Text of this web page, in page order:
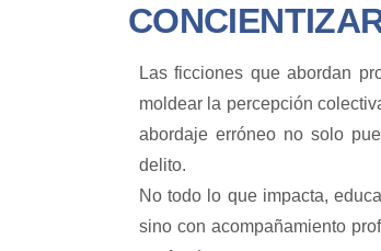
Las ficciones que abordan
moldear la percepción
abordaje erróneo no solo
delito.
No todo lo que impacta,
sino con acompañamiento